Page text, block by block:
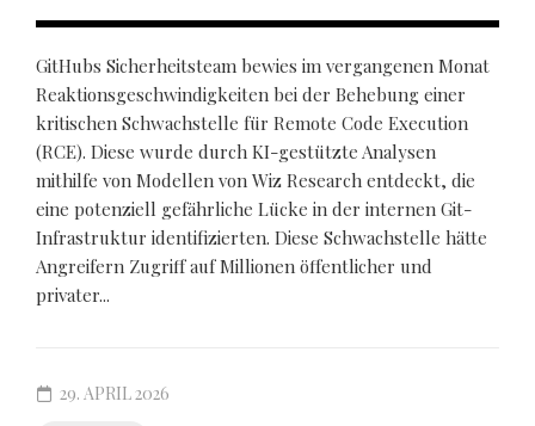
GitHubs Sicherheitsteam bewies im vergangenen Monat
Reaktionsgeschwindigkeiten bei der Behebung einer
kritischen Schwachstelle für Remote Code Execution
(RCE). Diese wurde durch KI-gestützte Analysen
mithilfe von Modellen von Wiz Research entdeckt, die
eine potenziell gefährliche Lücke in der internen Git-
Infrastruktur identifizierten. Diese Schwachstelle hätte
Angreifern Zugriff auf Millionen öffentlicher und
privater...
29. APRIL 2026